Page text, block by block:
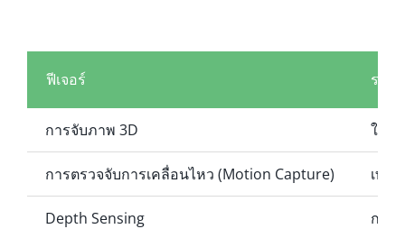
ฟีเจอร์ ราย
การจับภาพ 3D ใช้เ
การตรวจจับการเคลื่อนไหว (Motion Capture) เทค
Depth Sensing การ